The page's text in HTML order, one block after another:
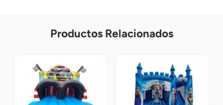
Productos Relacionados